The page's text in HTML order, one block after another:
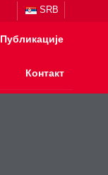
SRB
Публикације
Контакт